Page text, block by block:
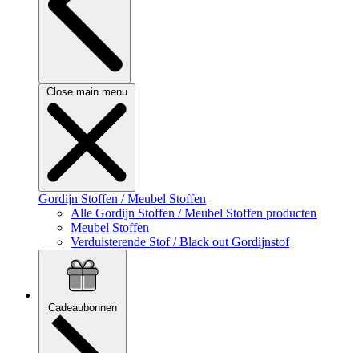
Close main menu
Gordijn Stoffen / Meubel Stoffen
Alle Gordijn Stoffen / Meubel Stoffen producten
Meubel Stoffen
Verduisterende Stof / Black out Gordijnstof
Cadeaubonnen